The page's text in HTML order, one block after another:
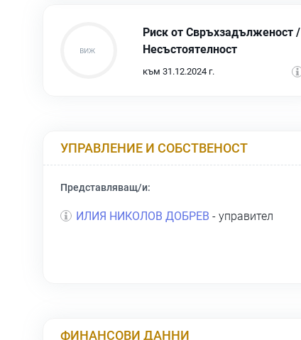
Риск от Свръхзадълженост /
Несъстоятелност
към 31.12.2024 г.
УПРАВЛЕНИЕ И СОБСТВЕНОСТ
Представляващ/и:
ИЛИЯ НИКОЛОВ ДОБРЕВ - управител
ФИНАНСОВИ ДАННИ